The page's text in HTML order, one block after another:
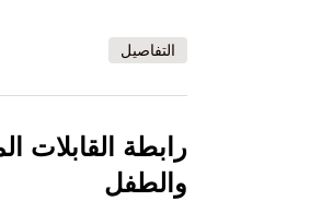
التفاصيل
رابطة القابلات
والطفل